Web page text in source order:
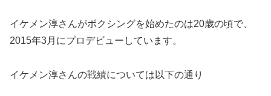
イケメン淳さんがボクシングを始めたのは20歳の頃で、
2015年3月にプロデビューしています。
イケメン淳さんの戦績については以下の通り